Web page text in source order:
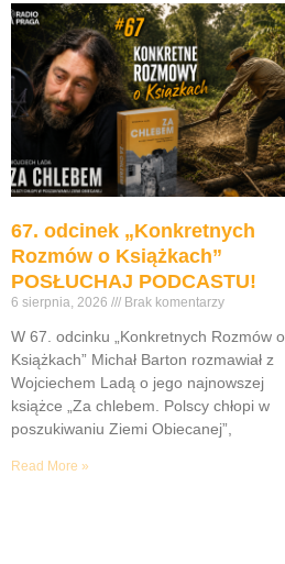
67. odcinek „Konkretnych
Rozmów o Książkach”
POSŁUCHAJ PODCASTU!
6 sierpnia, 2026 Brak komentarzy
W 67. odcinku „Konkretnych Rozmów o
Książkach” Michał Barton rozmawiał z
Wojciechem Ladą o jego najnowszej
książce „Za chlebem. Polscy chłopi w
poszukiwaniu Ziemi Obiecanej”,
Read More »